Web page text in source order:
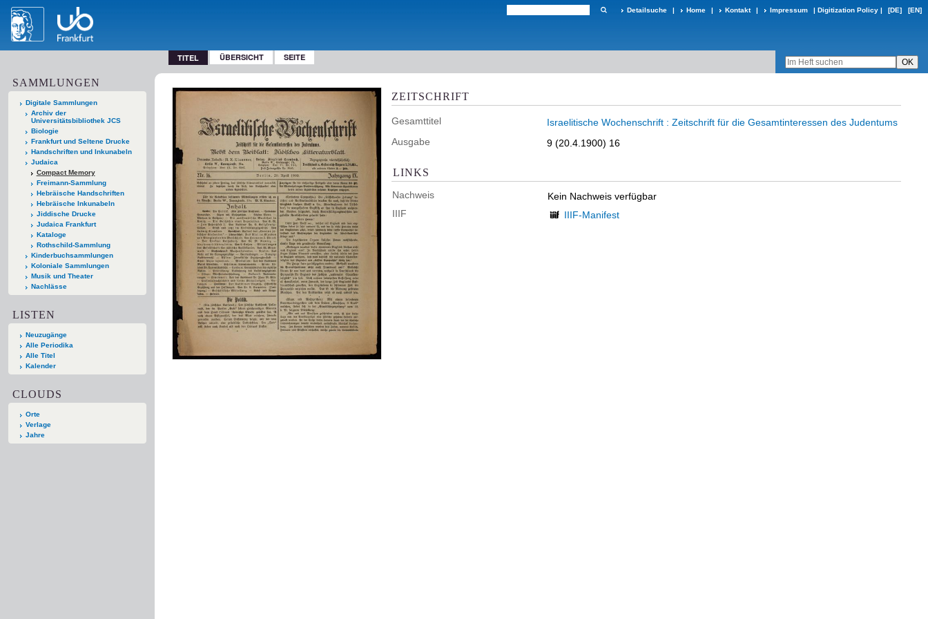
Detailsuche | Home | Kontakt | Impressum | Digitization Policy | [DE] [EN]
TITEL ÜBERSICHT SEITE
SAMMLUNGEN
Digitale Sammlungen
Archiv der
Universitätsbibliothek JCS
Biologie
Frankfurt und Seltene Drucke
Handschriften und Inkunabeln
Judaica
Compact Memory
Freimann-Sammlung
Hebräische Handschriften
Hebräische Inkunabeln
Jiddische Drucke
Judaica Frankfurt
Kataloge
Rothschild-Sammlung
Kinderbuchsammlungen
Koloniale Sammlungen
Musik und Theater
Nachlässe
LISTEN
Neuzugänge
Alle Periodika
Alle Titel
Kalender
CLOUDS
Orte
Verlage
Jahre
ZEITSCHRIFT
Gesamttitel
Israelitische Wochenschrift : Zeitschrift für die Gesamtinteressen des Judentums
Ausgabe
9 (20.4.1900) 16
LINKS
Nachweis
Kein Nachweis verfügbar
IIIF
IIIF-Manifest